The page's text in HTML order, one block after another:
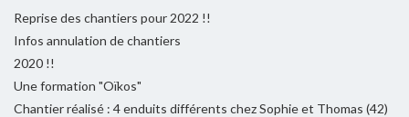
Reprise des chantiers pour 2022 !!
Infos annulation de chantiers
2020 !!
Une formation "Oïkos"
Chantier réalisé : 4 enduits différents chez Sophie et Thomas (42)